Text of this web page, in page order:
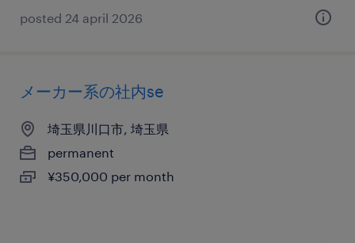
posted 24 april 2026
メーカー系の社内se
埼玉県川口市, 埼玉県
permanent
¥350,000 per month